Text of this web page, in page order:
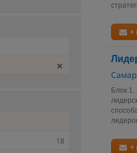
+
Блок
+
18